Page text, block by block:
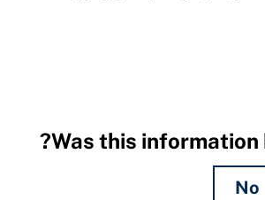
Was this information
No